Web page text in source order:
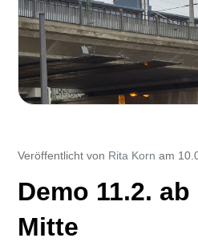
Veröffentlicht von Rita Korn am
Demo 11.2.
Mitte